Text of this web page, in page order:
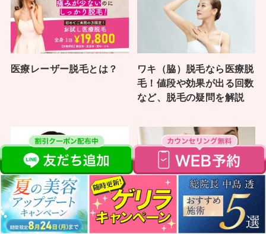
医療レーザー脱毛とは？
ワキ（脇）脱毛なら医療脱
毛！値段や効果が出る回数
など、脱毛の疑問を解説
全身脱毛とは？おすすめの
方法、値段や効果、医療脱
眉毛脱毛を徹底解説！人気
の医療脱毛やワックスなど